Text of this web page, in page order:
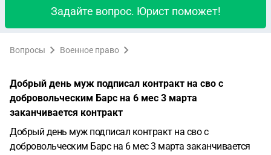
Задайте вопрос. Юрист поможет!
Вопросы Военное право
Добрый день муж подписал контракт на сво с
добровольческим Барс на 6 мес 3 марта
заканчивается контракт
Добрый день муж подписал контракт на сво с
добровольческим Барс на 6 мес 3 марта заканчивается